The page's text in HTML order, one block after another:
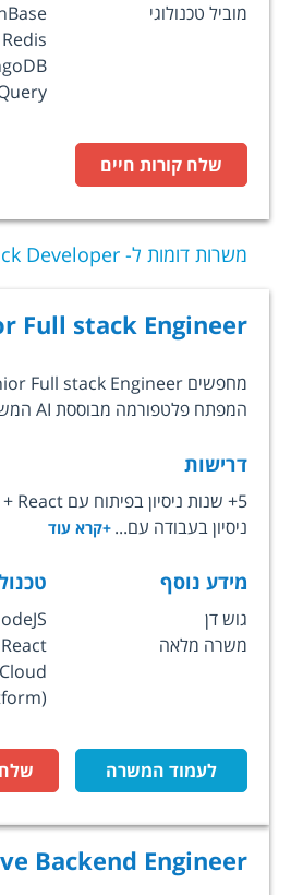
מוביל טכנולוגי
Redis
שלח קורות חיים
משרות דומות ל- Developer
Full stack Engineer
המפתח פלטפורמה מבוססת AI המשמשת...
דרישות
5+ שנות ניסיון בפיתוח עם NodeJS + React
ניסיון בעבודה עם... +קרא עוד
מידע נוסף
גוש דן
משרה מלאה
React
לעמוד המשרה שלח
Backend Engineer